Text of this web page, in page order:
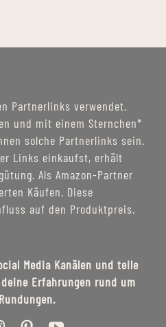
Partnerlinks verwendet.
und mit einem Sternchen*
solche Partnerlinks sein.
Links einkaufst, erhält
Als Amazon-Partner
Käufen. Diese
auf den Produktpreis.
Media Kanälen und teile
Erfahrungen rund um